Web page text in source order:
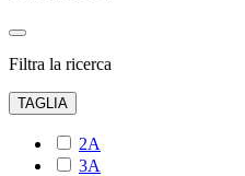
Filtra la ricerca
TAGLIA
2A
3A